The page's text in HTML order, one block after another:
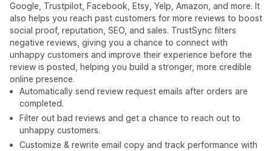
Google, Trustpilot, Facebook, Etsy, Yelp, Amazon, and more. It
also helps you reach past customers for more reviews to boost
social proof, reputation, SEO, and sales. TrustSync filters
negative reviews, giving you a chance to connect with
unhappy customers and improve their experience before the
review is posted, helping you build a stronger, more credible
online presence.
Automatically send review request emails after orders are
completed.
Filter out bad reviews and get a chance to reach out to
unhappy customers.
Customize & rewrite email copy and track performance with